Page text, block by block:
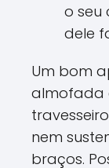
o seu
dele
Um bom
almofada
nem
braços.